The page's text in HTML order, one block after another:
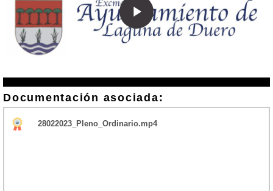
Play
Documentación asociada:
28022023_Pleno_Ordinario.mp4